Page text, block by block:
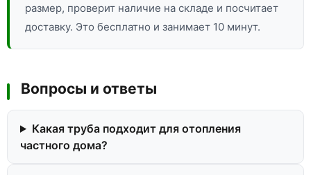
размер, проверит наличие на складе и посчитает
доставку. Это бесплатно и занимает 10 минут.
Вопросы и ответы
Какая труба подходит для отопления
частного дома?